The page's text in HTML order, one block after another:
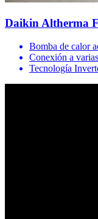
Daikin Altherma
Bomba de calor
Conexión a
Tecnología